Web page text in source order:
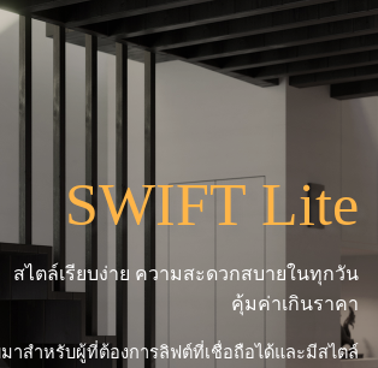
SWIFT Lite
สไตล์เรียบง่าย ความสะดวกสบายในทุกวัน
คุ้มค่าเกินราคา
าสำหรับผู้ที่ต้องการลิฟต์ที่เชื่อถือได้และมีสไตล์